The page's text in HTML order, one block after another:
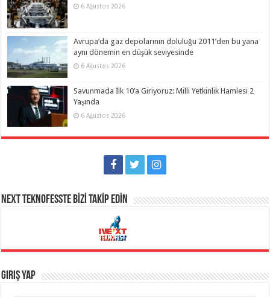
6 Ağustos 2026
Avrupa’da gaz depolarının doluluğu 2011’den bu yana
aynı dönemin en düşük seviyesinde
6 Ağustos 2026
Savunmada İlk 10’a Giriyoruz: Milli Yetkinlik Hamlesi 2
Yaşında
6 Ağustos 2026
NEXT TEKNOFESSTE BİZİ TAKİP EDİN
Giriş Yap